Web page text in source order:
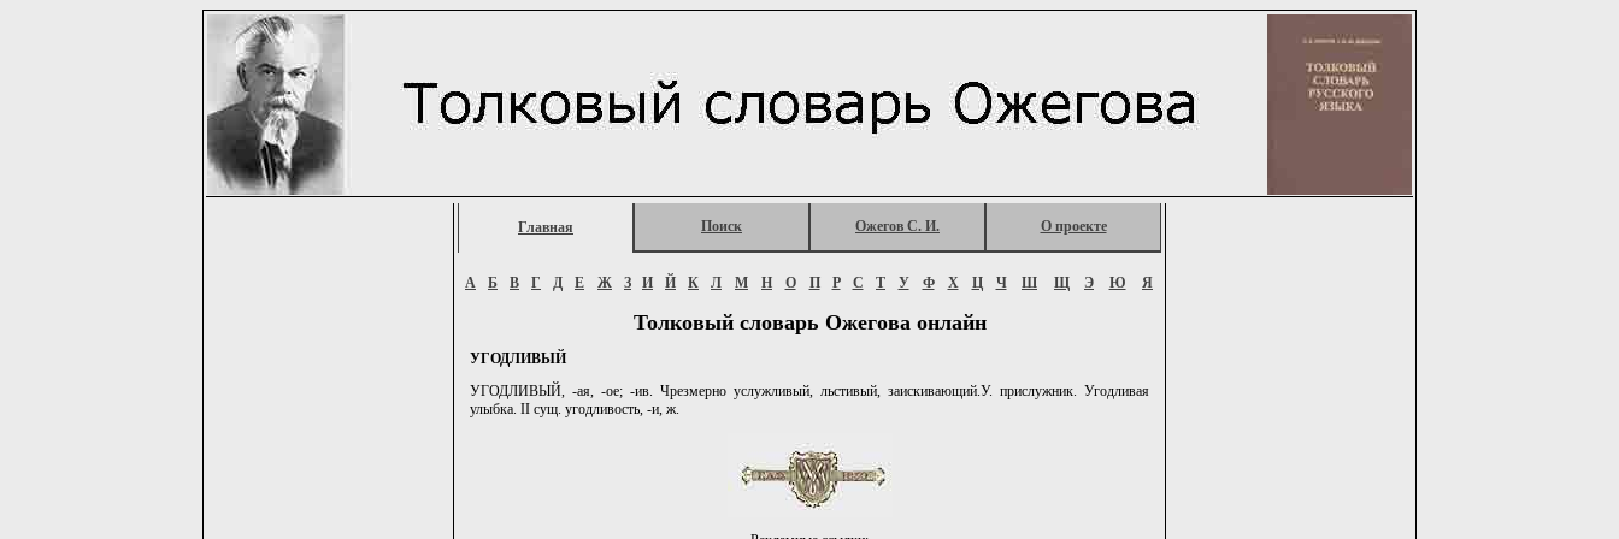
Главная Поиск Ожегов С. И. О проекте
А Б В Г Д Е Ж З И Й К Л М Н О П Р С Т У Ф Х Ц Ч Ш Щ Э Ю Я
Толковый словарь Ожегова онлайн
УГОДЛИВЫЙ
УГОДЛИВЫЙ, -ая, -ое; -ив. Чрезмерно услужливый, льстивый, заискивающий.У. прислужник. Угодливая
улыбка. II сущ. угодливость, -и, ж.